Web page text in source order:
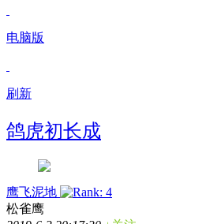
电脑版
刷新
鸽虎初长成
鹰飞泥地
松雀鹰